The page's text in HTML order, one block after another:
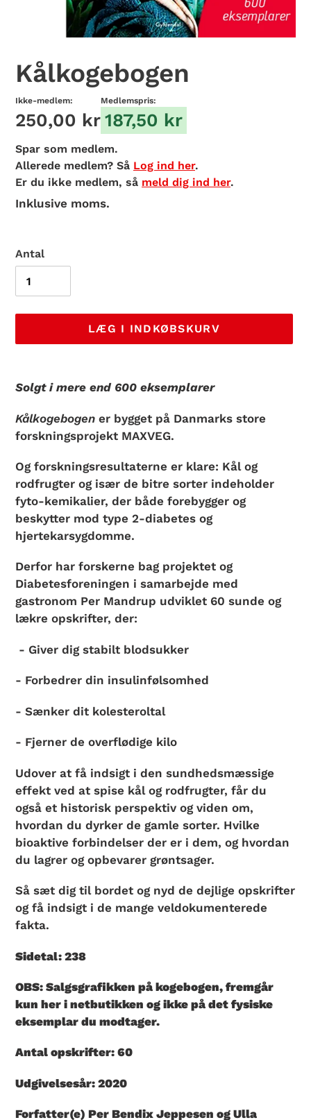
Kålkogebogen
Ikke-medlem:
250,00 kr
Medlemspris:
187,50 kr
Spar som medlem.
Allerede medlem? Så Log ind her.
Er du ikke medlem, så meld dig ind her.
Inklusive moms.
Antal
LÆG I INDKØBSKURV
produkt
din
indkøbskurv
Solgt i mere end 600 eksemplarer
Kålkogebogen er bygget på Danmarks store
forskningsprojekt MAXVEG.
Og forskningsresultaterne er klare: Kål og
rodfrugter og især de bitre sorter indeholder
fyto-kemikalier, der både forebygger og
beskytter mod type 2-diabetes og
hjertekarsygdomme.
Derfor har forskerne bag projektet og
Diabetesforeningen i samarbejde med
gastronom Per Mandrup udviklet 60 sunde og
lækre opskrifter, der:
- Giver dig stabilt blodsukker
- Forbedrer din insulinfølsomhed
- Sænker dit kolesteroltal
- Fjerner de overflødige kilo
Udover at få indsigt i den sundhedsmæssige
effekt ved at spise kål og rodfrugter, får du
også et historisk perspektiv og viden om,
hvordan du dyrker de gamle sorter. Hvilke
bioaktive forbindelser der er i dem, og hvordan
du lagrer og opbevarer grøntsager.
Så sæt dig til bordet og nyd de dejlige opskrifter
og få indsigt i de mange veldokumenterede
fakta.
Sidetal: 238
OBS: Salgsgrafikken på kogebogen, fremgår
kun her i netbutikken og ikke på det fysiske
eksemplar du modtager.
Antal opskrifter: 60
Udgivelsesår: 2020
Forfatter(e) Per Bendix Jeppesen og Ulla